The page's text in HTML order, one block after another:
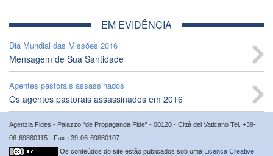
EM EVIDÊNCIA
Dia Mundial das Missões 2016
Mensagem de Sua Santidade
Agentes pastorais assassinados
Os agentes pastorais assassinados em 2016
Agenzia Fides - Palazzo “de Propaganda Fide” - 00120 - Città del Vaticano Tel. +39-
06-69880115 - Fax +39-06-69880107
Os conteúdos do site estão publicados sob uma Licença Creative